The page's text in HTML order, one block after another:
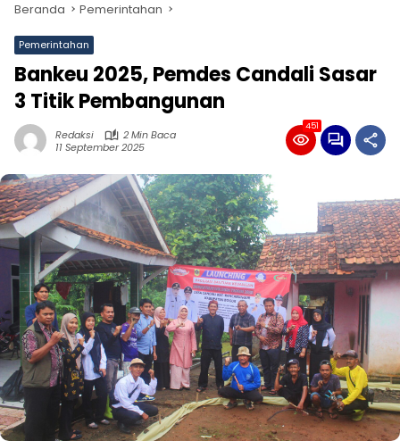
Beranda Pemerintahan
Pemerintahan
Bankeu 2025, Pemdes Candali Sasar
3 Titik Pembangunan
Redaksi
2 Min Baca
11 September 2025
451